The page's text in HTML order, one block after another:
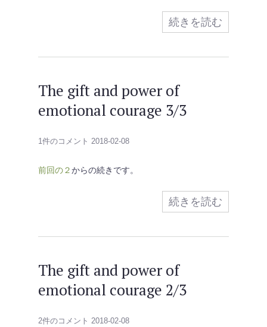
続きを読む
The gift and power of
emotional courage 3/3
1件のコメント 2018-02-08
前回の２からの続きです。
続きを読む
The gift and power of
emotional courage 2/3
2件のコメント 2018-02-08